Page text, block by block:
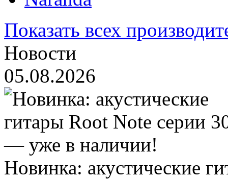
Показать всех
Новости
05.08.2026
Новинка: акустические